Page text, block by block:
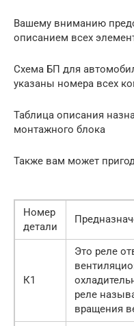
Вашему вниманию
описанием всех
Схема БП для
указаны номера всех
Таблица описания
монтажного блока
Также вам может
Номер
детали
К1
Это реле
реле
вращения